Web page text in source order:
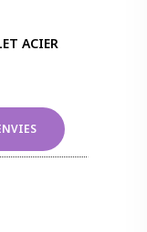
ACIER